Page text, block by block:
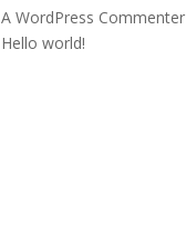
A WordPress Commenter
Hello world!